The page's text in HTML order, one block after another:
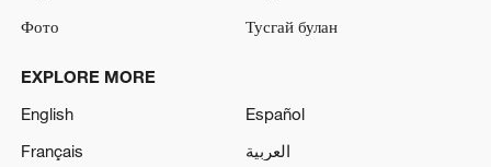
Фото
Тусгай булан
EXPLORE MORE
English
Español
Français
العربية